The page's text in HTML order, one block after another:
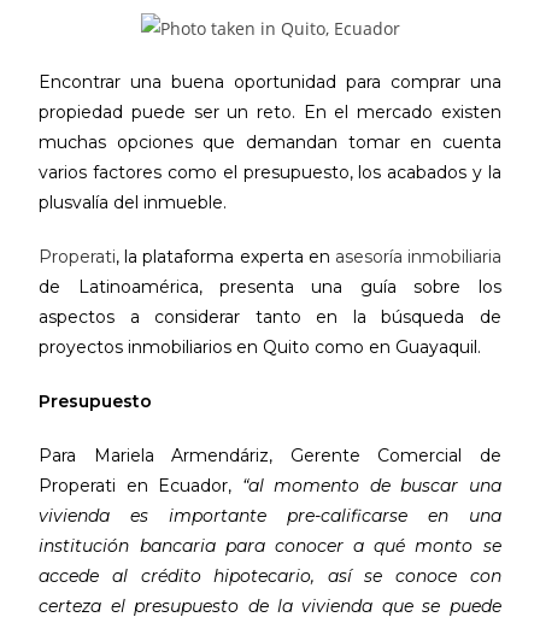
Encontrar una buena oportunidad para comprar una
propiedad puede ser un reto. En el mercado existen
muchas opciones que demandan tomar en cuenta
varios factores como el presupuesto, los acabados y la
plusvalía del inmueble.
Properati, la plataforma experta en asesoría inmobiliaria
de Latinoamérica, presenta una guía sobre los
aspectos a considerar tanto en la búsqueda de
proyectos inmobiliarios en Quito como en Guayaquil.
Presupuesto
Para Mariela Armendáriz, Gerente Comercial de
Properati en Ecuador, “al momento de buscar una
vivienda es importante pre-calificarse en una
institución bancaria para conocer a qué monto se
accede al crédito hipotecario, así se conoce con
certeza el presupuesto de la vivienda que se puede